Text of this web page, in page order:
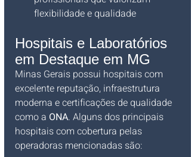
flexibilidade e qualidade
Hospitais e Laboratórios
em Destaque em MG
Minas Gerais possui hospitais com
excelente reputação, infraestrutura
moderna e certificações de qualidade
como a ONA. Alguns dos principais
hospitais com cobertura pelas
operadoras mencionadas são: